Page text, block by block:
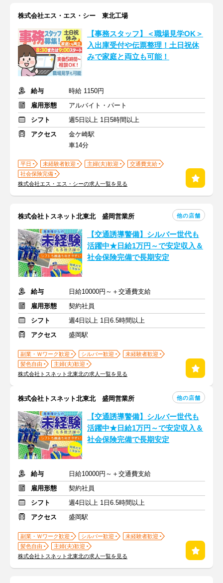
株式会社エス・エス・シー 東北工場
【事務スタッフ】＜職場見学OK＞
入出庫受付や伝票整理！土日祝休
みで家庭と両立も可能！
給与
時給 1150円
雇用形態
アルバイト・パート
シフト
週5日以上 1日5時間以上
アクセス
金ケ崎駅
車14分
平日 未経験者歓迎 主婦(夫)歓迎
交通費支給
社会保険完備
株式会社エス・エス・シーの求人一覧を見る
株式会社トスネット北東北 盛岡営業所 他の店舗
【交通誘導警備】シルバー世代も
活躍中★日給1万円～で安定収入＆
社会保険完備で長期安定
給与
日給10000円～＋交通費支給
雇用形態
契約社員
シフト
週4日以上 1日6.5時間以上
アクセス
盛岡駅
副業・Ｗワーク歓迎 シルバー歓迎
未経験者歓迎
髪色自由
主婦(夫)歓迎
株式会社トスネット北東北の求人一覧を見る
株式会社トスネット北東北 盛岡営業所 他の店舗
【交通誘導警備】シルバー世代も
活躍中★日給1万円～で安定収入＆
社会保険完備で長期安定
給与
日給10000円～＋交通費支給
雇用形態
契約社員
シフト
週4日以上 1日6.5時間以上
アクセス
盛岡駅
副業・Ｗワーク歓迎 シルバー歓迎
未経験者歓迎
髪色自由
主婦(夫)歓迎
株式会社トスネット北東北の求人一覧を見る